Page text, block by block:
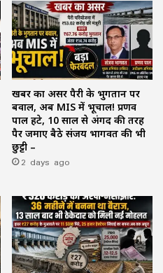
खबर का असर पैरी के भुगतान पर
बवाल, अब MIS में भूचाल! प्रणव
पाल हटे, 10 साल से अंगद की तरह
पैर जमाए बैठे संजय भागवत की भी
छुट्टी –
2 days ago